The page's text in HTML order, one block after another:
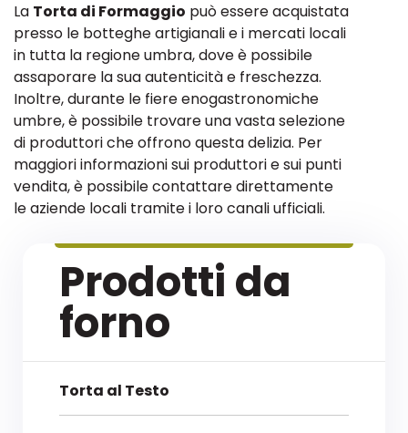
La Torta di Formaggio può essere acquistata
presso le botteghe artigianali e i mercati locali
in tutta la regione umbra, dove è possibile
assaporare la sua autenticità e freschezza.
Inoltre, durante le fiere enogastronomiche
umbre, è possibile trovare una vasta selezione
di produttori che offrono questa delizia. Per
maggiori informazioni sui produttori e sui punti
vendita, è possibile contattare direttamente
le aziende locali tramite i loro canali ufficiali.
Prodotti da
forno
Torta al Testo